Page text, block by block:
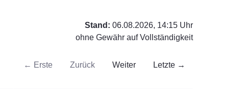
Stand: 06.08.2026, 14:15 Uhr
ohne Gewähr auf Vollständigkeit
← Erste Zurück Weiter Letzte →